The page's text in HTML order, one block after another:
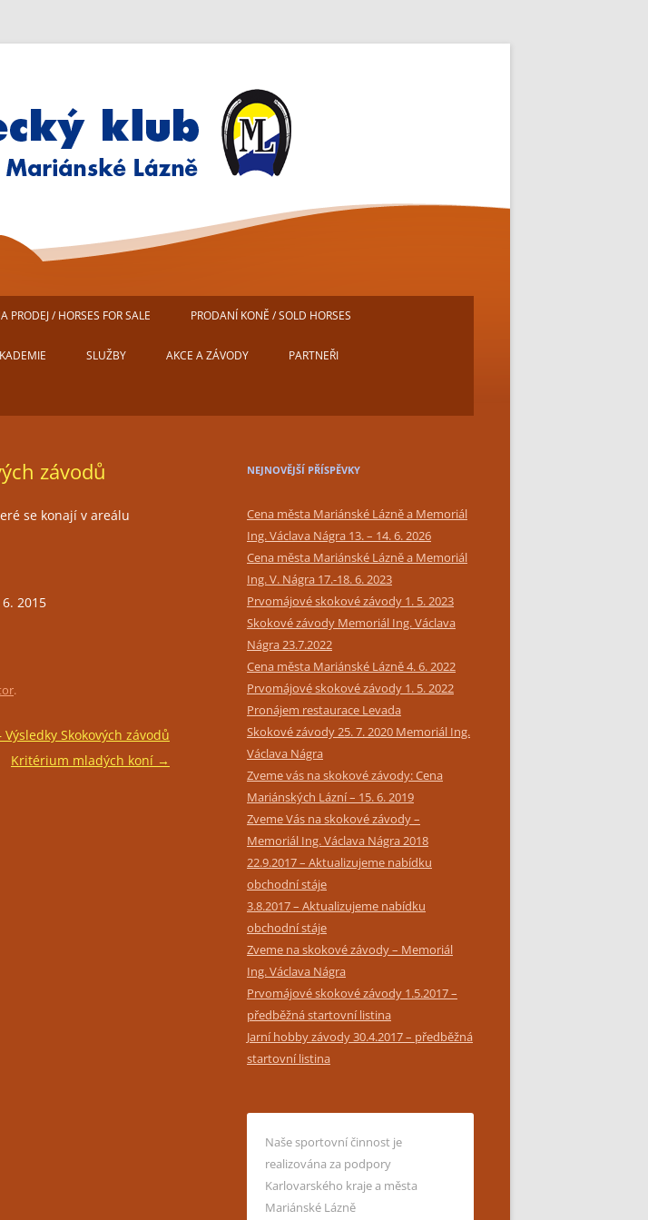
Mariánské Lázně
PRODEJ / HORSES FOR SALE PRODANÍ KONĚ / SOLD HORSES
SLUŽBY
TRÉNINKY
AKCE A ZÁVODY PARTNEŘI
závodů
se konají v areálu
2015
.
Výsledky Skokových závodů
Kritérium mladých koní →
NEJNOVĚJŠÍ PŘÍSPĚVKY
Cena města Mariánské Lázně a Memoriál
Ing. Václava Nágra 13. – 14. 6. 2026
Cena města Mariánské Lázně a Memoriál
Ing. V. Nágra 17.-18. 6. 2023
Prvomájové skokové závody 1. 5. 2023
Skokové závody Memoriál Ing. Václava
Nágra 23.7.2022
Cena města Mariánské Lázně 4. 6. 2022
Prvomájové skokové závody 1. 5. 2022
Pronájem restaurace Levada
Skokové závody 25. 7. 2020 Memoriál Ing.
Václava Nágra
Zveme vás na skokové závody: Cena
Mariánských Lázní – 15. 6. 2019
Zveme Vás na skokové závody –
Memoriál Ing. Václava Nágra 2018
22.9.2017 – Aktualizujeme nabídku
obchodní stáje
3.8.2017 – Aktualizujeme nabídku
obchodní stáje
Zveme na skokové závody – Memoriál
Ing. Václava Nágra
Prvomájové skokové závody 1.5.2017 –
předběžná startovní listina
Jarní hobby závody 30.4.2017 – předběžná
startovní listina
Naše sportovní činnost je
realizována za podpory
Karlovarského kraje a města
Mariánské Lázně